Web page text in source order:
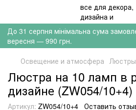
До 31 серпня мінімальна сума
вересня — 990 грн.
Освещение и атмосфера Люстры
Люстра на 10 ламп в
дизайне (ZW054/10+4)
Артикул: ZW054/10+4 Оставить